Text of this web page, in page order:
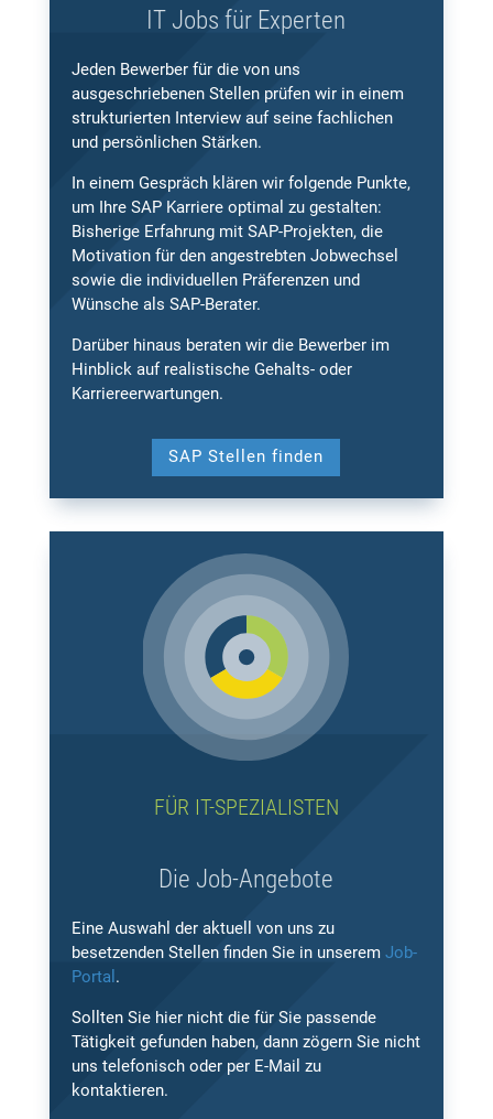
IT Jobs für Experten
Jeden Bewerber für die von uns
ausgeschriebenen Stellen prüfen wir in einem
strukturierten Interview auf seine fachlichen
und persönlichen Stärken.
In einem Gespräch klären wir folgende Punkte,
um Ihre SAP Karriere optimal zu gestalten:
Bisherige Erfahrung mit SAP-Projekten, die
Motivation für den angestrebten Jobwechsel
sowie die individuellen Präferenzen und
Wünsche als SAP-Berater.
Darüber hinaus beraten wir die Bewerber im
Hinblick auf realistische Gehalts- oder
Karriereerwartungen.
SAP Stellen finden
FÜR IT-SPEZIALISTEN
Die Job-Angebote
Eine Auswahl der aktuell von uns zu
besetzenden Stellen finden Sie in unserem Job-
Portal .
Sollten Sie hier nicht die für Sie passende
Tätigkeit gefunden haben, dann zögern Sie nicht
uns telefonisch oder per E-Mail zu
kontaktieren.